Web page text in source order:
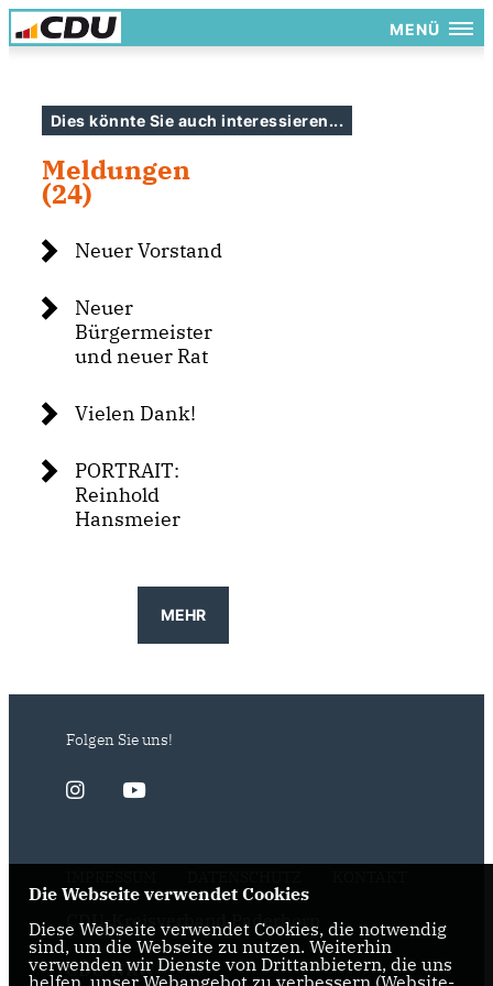
MENÜ
Dies könnte Sie auch interessieren...
Meldungen
(24)
Neuer Vorstand
Neuer
Bürgermeister
und neuer Rat
Vielen Dank!
PORTRAIT:
Reinhold
Hansmeier
MEHR
Folgen Sie uns!
CDU-Kreisverband Paderborn
CDU-NRW
Die Webseite verwendet Cookies
Diese Webseite verwendet Cookies, die notwendig
sind, um die Webseite zu nutzen. Weiterhin
verwenden wir Dienste von Drittanbietern, die uns
helfen, unser Webangebot zu verbessern (Website-